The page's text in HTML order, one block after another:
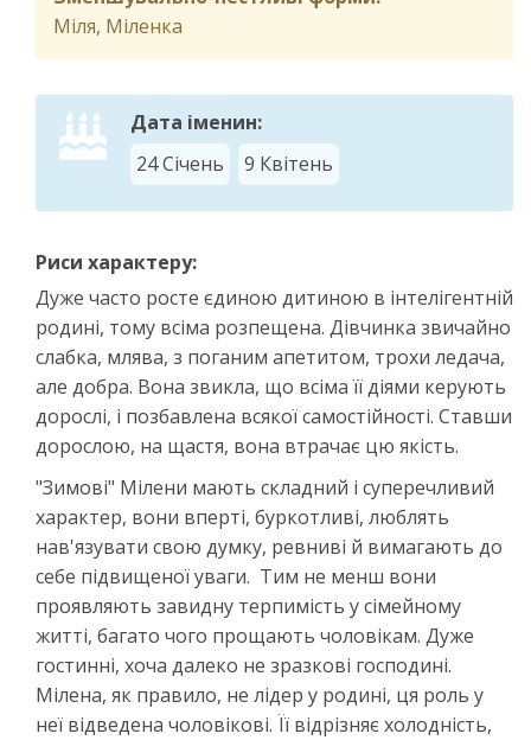
Міля, Міленка
Дата іменин:
24 Січень
9 Квітень
Риси характеру:
Дуже часто росте єдиною дитиною в інтелігентній
родині, тому всіма розпещена. Дівчинка звичайно
слабка, млява, з поганим апетитом, трохи ледача,
але добра. Вона звикла, що всіма її діями керують
дорослі, і позбавлена всякої самостійності. Ставши
дорослою, на щастя, вона втрачає цю якість.
"Зимові" Мілени мають складний і суперечливий
характер, вони вперті, буркотливі, люблять
нав'язувати свою думку, ревниві й вимагають до
себе підвищеної уваги. Тим не менш вони
проявляють завидну терпимість у сімейному
житті, багато чого прощають чоловікам. Дуже
гостинні, хоча далеко не зразкові господині.
Мілена, як правило, не лідер у родині, ця роль у
неї відведена чоловікові. Її відрізняє холодність,